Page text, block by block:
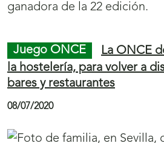
ganadora de la 22 edición.
Juego ONCE
La ONCE
la hostelería, para volver a
bares y restaurantes
08/07/2020